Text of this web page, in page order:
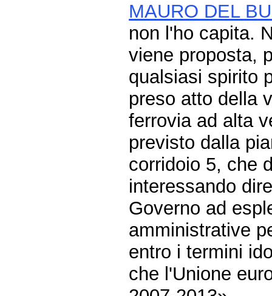
MAURO DEL
non l'ho capita.
viene proposta,
qualsiasi spirito
preso atto della
ferrovia ad alta
previsto dalla
corridoio 5, che
interessando
Governo ad
amministrative
entro i termini
che l'Unione